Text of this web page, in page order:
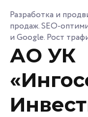
Разработка и
продаж. SEO-
и Google. Рост
АО УК